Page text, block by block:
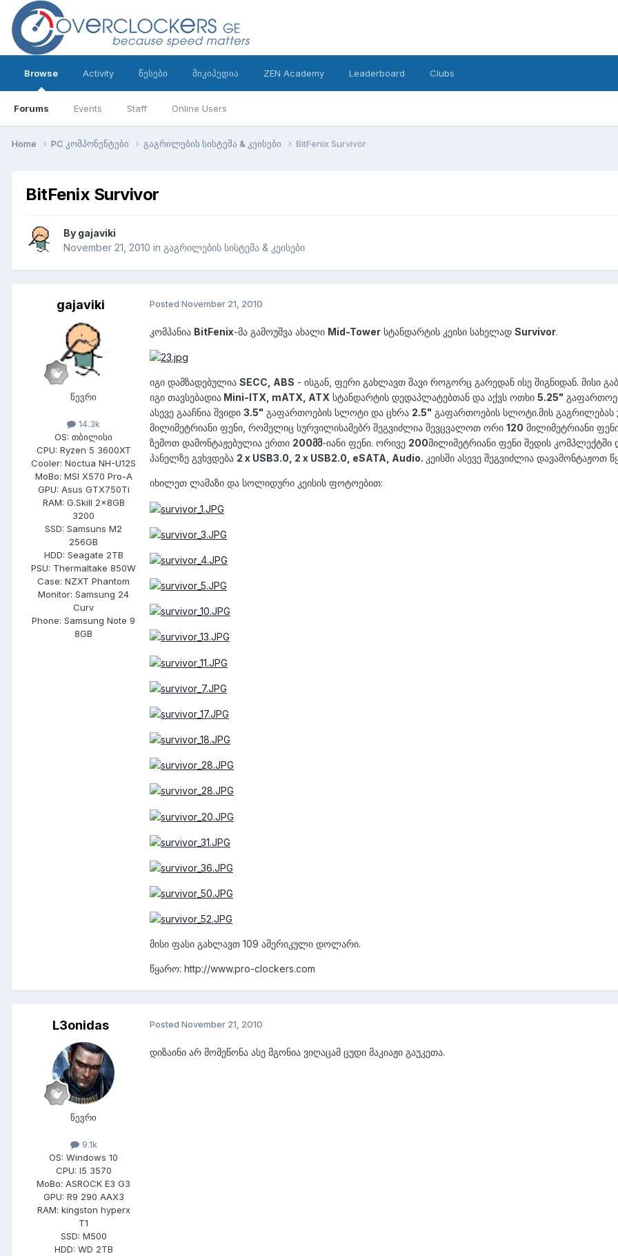
Browse
Forums Events Staff Online Users
Activity წესები მიკიპედია ZEN Academy Leaderboard Clubs
Home PC კომპონენტები გაგრილების სისტემა & კეისები BitFenix Survivor
BitFenix Survivor
By gajaviki
November 21, 2010 in გაგრილების სისტემა & კეისები
gajaviki
წევრი
14.3k
OS: თბილისი
CPU: Ryzen 5 3600XT
Cooler: Noctua NH-U12S
MoBo: MSI X570 Pro-A
GPU: Asus GTX750Ti
RAM: G.Skill 2x8GB
3200
SSD: Samsuns M2
256GB
HDD: Seagate 2TB
PSU: Thermaltake 850W
Case: NZXT Phantom
Monitor: Samsung 24
Curv
Phone: Samsung Note 9
8GB
Posted November 21, 2010
კომპანია BitFenix-მა გამოუშვა ახალი Mid-Tower სტანდარტის კეისი სახელად Survivor.
იგი დამზადებულია SECC, ABS - ისგან, ფერი გახლავთ შავი როგორც გარედან ისე შიგნიდან. მისი
იგი თავსებადია Mini-ITX, mATX, ATX სტანდარტის დედაპლატებთან და აქვს ოთხი 5.25"
ასევე გააჩნია შვიდი 3.5" გაფართოების სლოტი და ცხრა 2.5" გაფართოების სლოტი.მის გაგრილებას
მილიმეტრიანი ფენი, რომელიც სურვილისამებრ შეგვიძლია შევცვალოთ ორი 120 მილიმეტრიანი
ზემოთ დამონტაჟებულია ერთი 200მმ-იანი ფენი. ორივე 200მილიმეტრიანი ფენი შედის
პანელზე გვხვდება 2 x USB3.0, 2 x USB2.0, eSATA, Audio. კეისში ასევე შეგვიძლია დავამონტაჟოთ
იხილეთ ლამაზი და სოლიდური კეისის ფოტოებით:
მისი ფასი გახლავთ 109 ამერიკული დოლარი.
წყარო: http://www.pro-clockers.com
L3onidas
წევრი
9.1k
OS: Windows 10
CPU: I5 3570
MoBo: ASROCK E3 G3
GPU: R9 290 AAX3
RAM: kingston hyperx
T1
SSD: M500
HDD: WD 2TB
Posted November 21, 2010
დიზაინი არ მომეწონა ასე მგონია ვიღაცამ ცუდი მაკიაჟი გაუკეთა.